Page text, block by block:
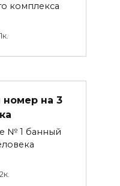
комплекса
на 3
№ 1 банный